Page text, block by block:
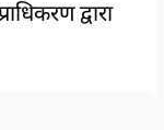
द्वारा